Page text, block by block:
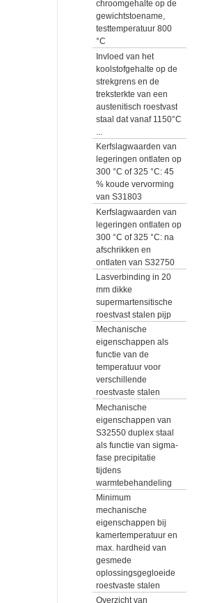
chroomgehalte op de
gewichtstoename,
testtemperatuur 800
°C
Invloed van het
koolstofgehalte op de
strekgrens en de
treksterkte van een
austenitisch roestvast
staal dat vanaf 1150°C
Kerfslagwaarden van
legeringen ontlaten op
300 °C of 325 °C: 45
% koude vervorming
van S31803
Kerfslagwaarden van
legeringen ontlaten op
300 °C of 325 °C: na
afschrikken en
ontlaten van S32750
Lasverbinding in 20
mm dikke
supermartensitische
roestvast stalen pijp
Mechanische
eigenschappen als
functie van de
temperatuur voor
verschillende
roestvaste stalen
Mechanische
eigenschappen van
S32550 duplex staal
als functie van sigma-
fase precipitatie
tijdens
warmtebehandeling
Minimum
mechanische
eigenschappen bij
kamertemperatuur en
max. hardheid van
gesmede
oplossingsgegloeide
roestvaste stalen
Overzicht van